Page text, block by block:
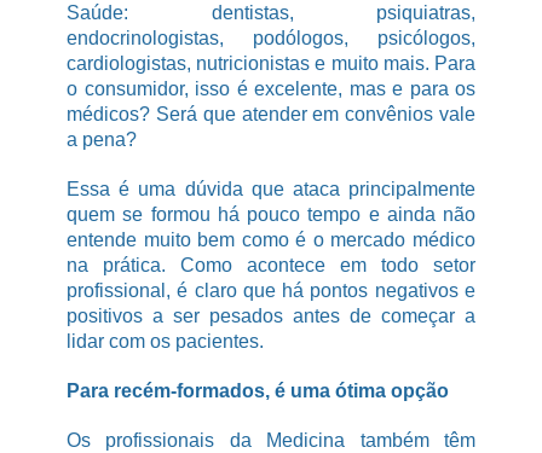
Saúde: dentistas, psiquiatras,
endocrinologistas, podólogos, psicólogos,
cardiologistas, nutricionistas e muito mais. Para
o consumidor, isso é excelente, mas e para os
médicos? Será que atender em convênios vale
a pena?
Essa é uma dúvida que ataca principalmente
quem se formou há pouco tempo e ainda não
entende muito bem como é o mercado médico
na prática. Como acontece em todo setor
profissional, é claro que há pontos negativos e
positivos a ser pesados antes de começar a
lidar com os pacientes.
Para recém-formados, é uma ótima opção
Os profissionais da Medicina também têm